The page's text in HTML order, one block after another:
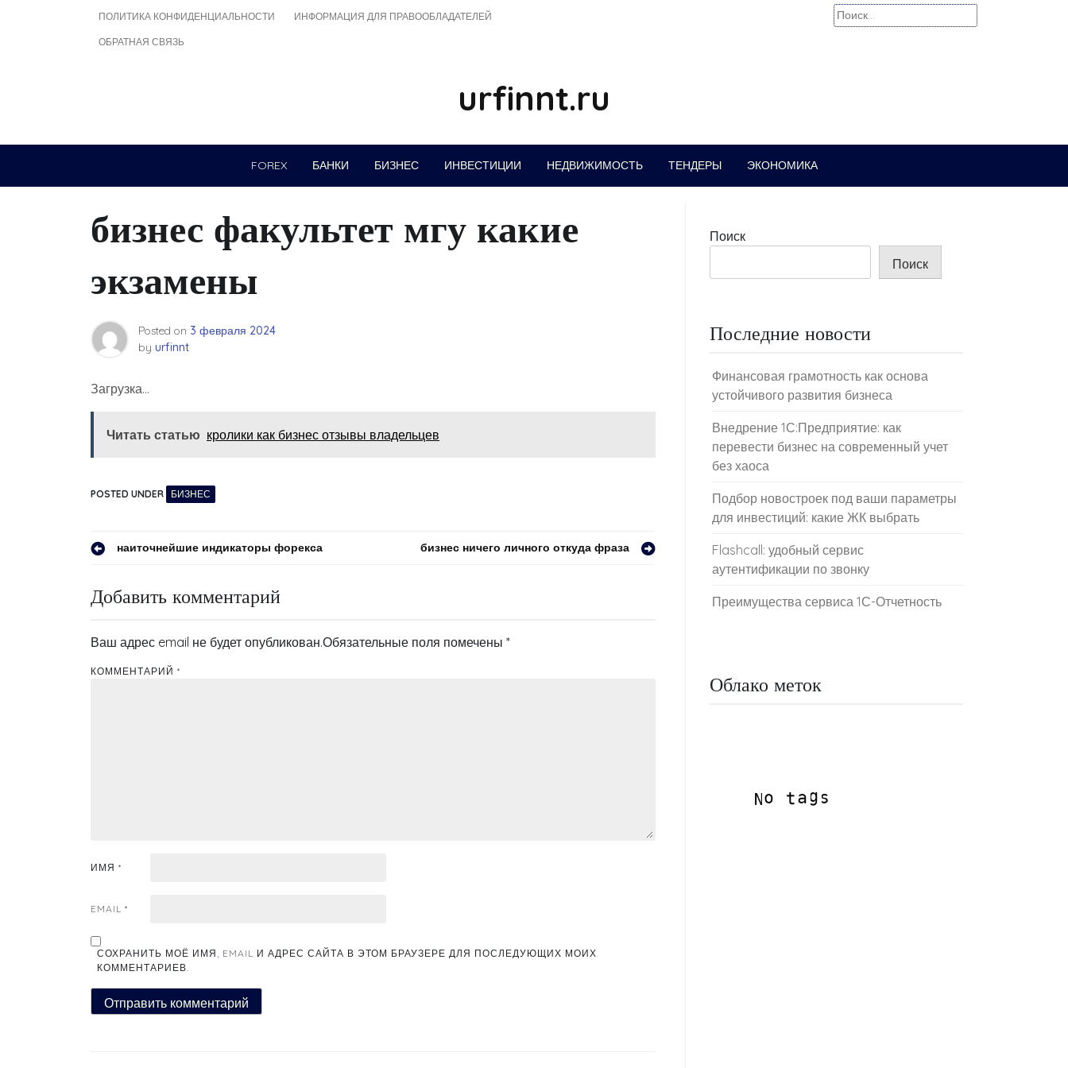
ПОЛИТИКА КОНФИДЕНЦИАЛЬНОСТИ ИНФОРМАЦИЯ ДЛЯ ПРАВООБЛАДАТЕЛЕЙ
ОБРАТНАЯ СВЯЗЬ
Найти:
urfinnt.ru
FOREX БАНКИ БИЗНЕС ИНВЕСТИЦИИ НЕДВИЖИМОСТЬ ТЕНДЕРЫ ЭКОНОМИКА
бизнес факультет мгу какие
экзамены
Posted on 3 февраля 2024
by urfinnt
Загрузка…
Читать статью кролики как бизнес отзывы владельцев
POSTED UNDER БИЗНЕС
Навигация
по
записям
наиточнейшие индикаторы форекса бизнес ничего личного откуда фраза
Добавить комментарий
Ваш адрес email не будет опубликован.Обязательные поля помечены *
КОММЕНТАРИЙ *
ИМЯ *
EMAIL *
СОХРАНИТЬ МОЁ ИМЯ, EMAIL И АДРЕС САЙТА В ЭТОМ БРАУЗЕРЕ ДЛЯ ПОСЛЕДУЮЩИХ МОИХ
КОММЕНТАРИЕВ.
Поиск
Поиск
Последние новости
Финансовая грамотность как основа
устойчивого развития бизнеса
Внедрение 1С:Предприятие: как
перевести бизнес на современный учет
без хаоса
Подбор новостроек под ваши параметры
для инвестиций: какие ЖК выбрать
Flashcall: удобный сервис
аутентификации по звонку
Преимущества сервиса 1С-Отчетность
Облако меток